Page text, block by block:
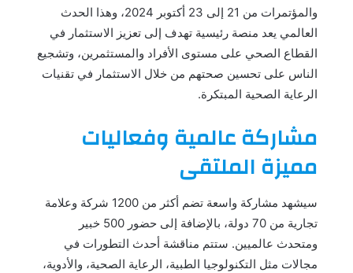
والمؤتمرات من 21 إلى 23 أكتوبر 2024، وهذا الحدث
العالمي يعد منصة رئيسية تهدف إلى تعزيز الاستثمار في
القطاع الصحي على مستوى الأفراد والمستثمرين، وتشجيع
الناس على تحسين صحتهم من خلال الاستثمار في تقنيات
الرعاية الصحية المبتكرة.
مشاركة عالمية وفعاليات
مميزة الملتقى
سيشهد مشاركة واسعة تضم أكثر من 1200 شركة وعلامة
تجارية من 70 دولة، بالإضافة إلى حضور 500 خبير
ومتحدث عالميين. ستتم مناقشة أحدث التطورات في
مجالات مثل التكنولوجيا الطبية، الرعاية الصحية، والأدوية،